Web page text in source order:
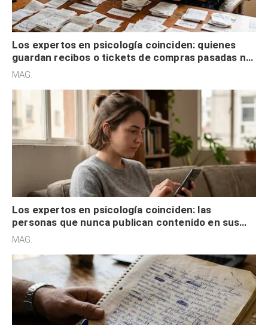
Los expertos en psicología coinciden: quienes
guardan recibos o tickets de compras pasadas no
son acumuladores, sino que tienen necesidad de
MAG.
Los expertos en psicología coinciden: las
personas que nunca publican contenido en sus
redes sociales no pretenden buscar validación
MAG.